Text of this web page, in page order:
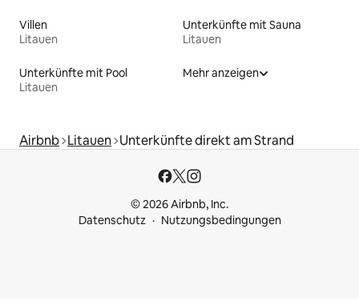
Villen
Litauen
Unterkünfte mit Sauna
Litauen
Unterkünfte mit Pool
Litauen
Mehr anzeigen
Airbnb Litauen Unterkünfte direkt am Strand
© 2026 Airbnb, Inc.
Datenschutz
Nutzungsbedingungen